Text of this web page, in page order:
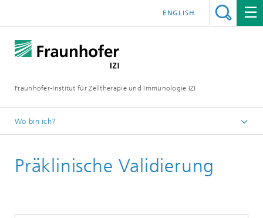
Fraunhofer-Institut für Zelltherapie und Immunologie IZI
ENGLISH
Wo bin ich?
Abteilungen
Präklinische Validierung